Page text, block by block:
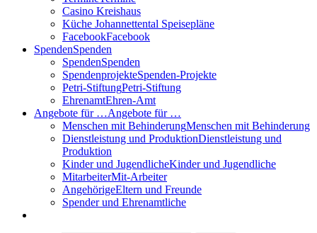
Casino Kreishaus
Küche Johannettental Speisepläne
FacebookFacebook
SpendenSpenden
SpendenSpenden
SpendenprojekteSpenden-Projekte
Petri-StiftungPetri-Stiftung
EhrenamtEhren-Amt
Angebote für …Angebote für …
Menschen mit BehinderungMenschen mit Behinderung
Dienstleistung und ProduktionDienstleistung und
Produktion
Kinder und JugendlicheKinder und Jugendliche
MitarbeiterMit-Arbeiter
AngehörigeEltern und Freunde
Spender und Ehrenamtliche